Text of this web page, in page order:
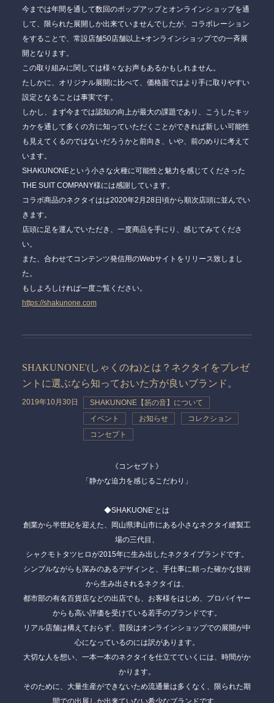
今までは年間を通して数回のポップアップとオンラインショップを通
して、限られた展開しか出来ていませんでしたが、コラボレーション
をすることで、常設店舗50店舗以上+オンラインショップでの一斉展
開となります。
この取り組みに関しては様々なお声もあるかもしれません。
たしかに、オリジナル展開に比べて、価格面ではより手に取りやすい
設定となることは事実です。
しかし、まず今までは認知の向上が最大の課題であり、こうしたキッ
カケを通して多くの方に知っていただくことができれば新しい可能性
も見えてくるのではないだろうかと前向き、いや、前のめりに考えて
います。
SHAKUNONEという小さな火種に可能性と魅力を感じてくださった
THE SUIT COMPANY様には感謝しています。
コラボ商品のネクタイはは2020年2月28日頃から順次店頭に並んでい
きます。
店頭に足を運んでいただき、一度商品を手にり、感じてみてくださ
い。
また、合わせてコンテンツ発信用のWebサイトをリリース致しまし
た。
もしよろしければ一度ご覧ください。
https://shakunone.com
SHAKUNONE'(しゃくのね)とは？ネクタイをプレゼ
ントに選ぶなら知っておいた方が良いブランド。
2019年10月30日
SHAKUNONE【笏の音】について
イベント
お知らせ
コレクション
コンセプト
《コンセプト》
「静かな迫力を感じるこだわり」
◆SHAKUONE’ とは
創業から半世紀を迎えた、岡山県津山市にある小さなネクタイ縫製工
場の三代目、
シャクモトタツヒロが2015年に生み出したネクタイブランドです。
シンプルながらも深みのあるデザインと、手仕事に頼った確かな技術
から生み出されるネクタイは、
都市部の有名百貨店などの出店でも、お客様をはじめ、プロバイヤー
からも高い評価を受けている若手のブランドです。
リアル店舗は構えておらず、普段はオンラインショップでの展開が中
心になっているのには訳があります。
大切な人を想い、一本一本のネクタイを仕立てていくには、時間がか
かります。
そのために、大量生産ができないため流通量は多くなく、限られた期
間での出展しか出来ていない希少なブランドです。